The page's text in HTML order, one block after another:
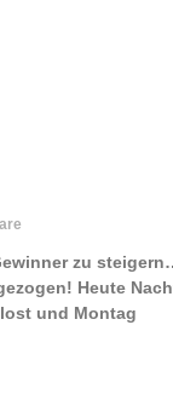
zu
Heute
und Montag